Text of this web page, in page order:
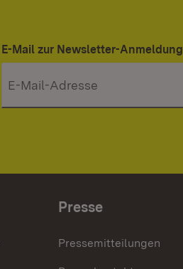
E-Mail zur Newsletter-Anmeldung
Presse
Pressemitteilungen